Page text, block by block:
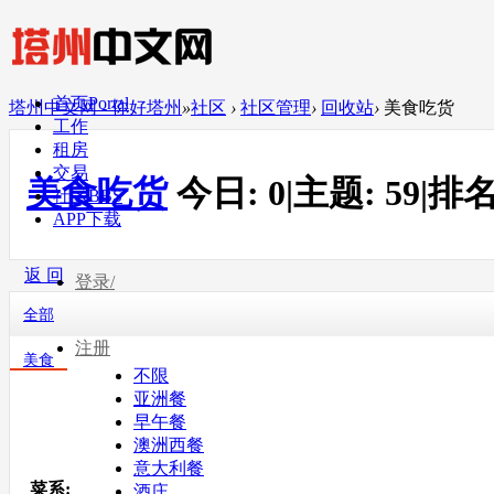
首页Portal
工作
租房
交易
社区BBS
APP下载
登录/
注册
塔州中文网 - 你好塔州 »社区 › 社区管理› 回收站› 美食吃货
美食吃货 今日: 0|主题: 59|排
返 回
全部
美食
菜系:
不限
亚洲餐
早午餐
澳洲西餐
意大利餐